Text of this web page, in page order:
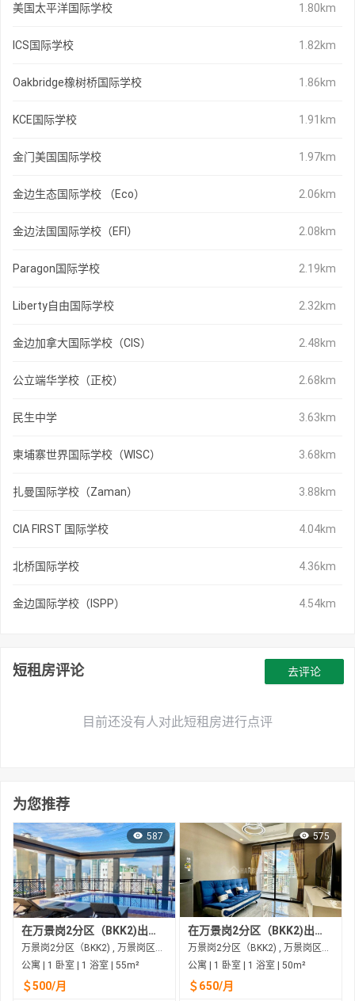
美国太平洋国际学校 1.80km
ICS国际学校 1.82km
Oakbridge橡树桥国际学校 1.86km
KCE国际学校 1.91km
金门美国国际学校 1.97km
金边生态国际学校 （Eco） 2.06km
金边法国国际学校（EFI） 2.08km
Paragon国际学校 2.19km
Liberty自由国际学校 2.32km
金边加拿大国际学校（CIS） 2.48km
公立端华学校（正校） 2.68km
民生中学 3.63km
柬埔寨世界国际学校（WISC） 3.68km
扎曼国际学校（Zaman） 3.88km
CIA FIRST 国际学校 4.04km
北桥国际学校 4.36km
金边国际学校（ISPP） 4.54km
短租房评论
目前还没有人对此短租房进行点评
去评论
为您推荐
587
在万景岗2分区（BKK2)出租的公寓
万景岗2分区（BKK2) , 万景岗区（BKK) , 金边市
公寓 | 1 卧室 | 1 浴室 | 55m²
＄500/月
575
在万景岗2分区（BKK2)出租的公寓
万景岗2分区（BKK2) , 万景岗区（BKK) , 金边市
公寓 | 1 卧室 | 1 浴室 | 50m²
＄650/月